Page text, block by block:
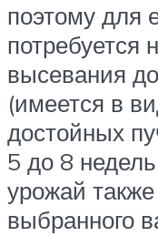
поэтому для
потребуется
высевания
(имеется в
достойных
5 до 8
урожай
выбранного